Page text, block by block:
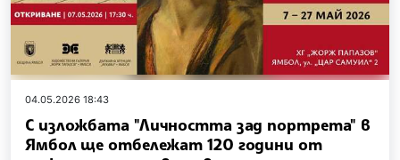
04.05.2026 18:43
С изложбата "Личността зад портрета" в
Ямбол ще отбележат 120 години от